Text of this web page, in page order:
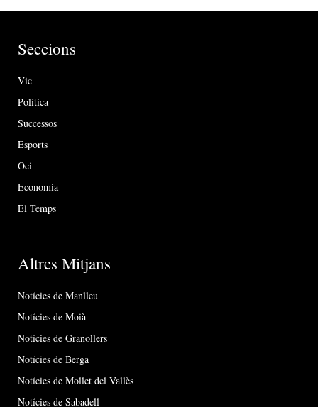
Seccions
Vic
Política
Successos
Esports
Oci
Economia
El Temps
Altres Mitjans
Notícies de Manlleu
Notícies de Moià
Notícies de Granollers
Notícies de Berga
Notícies de Mollet del Vallès
Notícies de Sabadell